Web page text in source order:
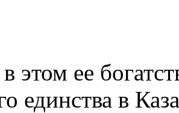
этом ее
единства в